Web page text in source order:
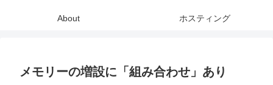
About ホスティング
メモリーの増設に「組み合わせ」あり